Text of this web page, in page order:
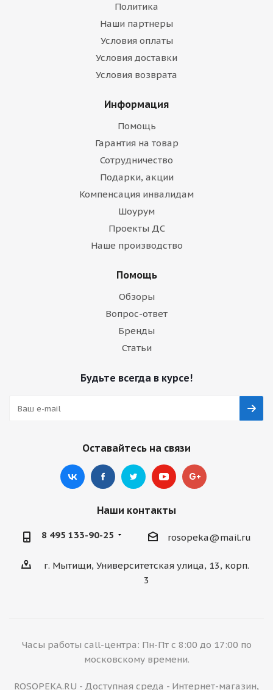
Политика
Наши партнеры
Условия оплаты
Условия доставки
Условия возврата
Информация
Помощь
Гарантия на товар
Сотрудничество
Подарки, акции
Компенсация инвалидам
Шоурум
Проекты ДС
Наше производство
Помощь
Обзоры
Вопрос-ответ
Бренды
Статьи
Будьте всегда в курсе!
Оставайтесь на связи
Наши контакты
8 495 133-90-25 rosopeka@mail.ru
г. Мытищи, Университетская улица, 13, корп.
3
Часы работы call-центра: Пн-Пт с 8:00 до 17:00 по
московскому времени.
ROSOPEKA.RU - Доступная среда - Интернет-магазин,